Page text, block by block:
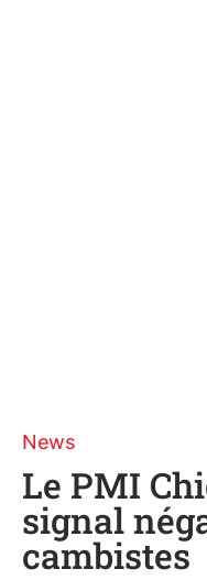
News
Le PMI
signal
cambistes